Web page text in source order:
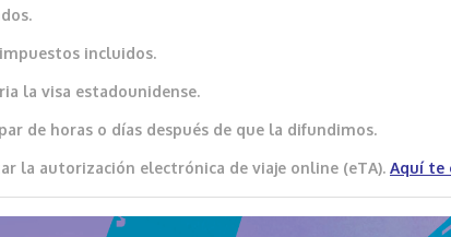
incluidos.
la visa estadounidense.
de horas o días después de que la difundimos.
la autorización electrónica de viaje online (eTA). Aquí te